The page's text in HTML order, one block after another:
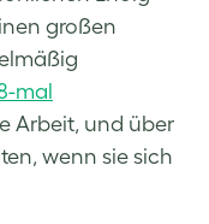
großen
mal
Arbeit, und über
wenn sie sich